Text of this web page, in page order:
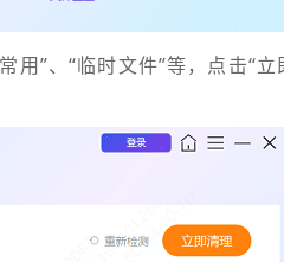
”、“临时文件”等，点击“立